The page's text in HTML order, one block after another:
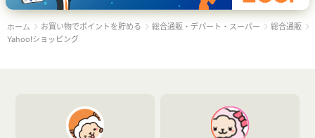
ホーム お買い物でポイントを貯める 総合通販・デパート・スーパー
総合通販
Yahoo!ショッピング